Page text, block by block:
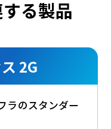
る製品
2G
ラのスタンダー